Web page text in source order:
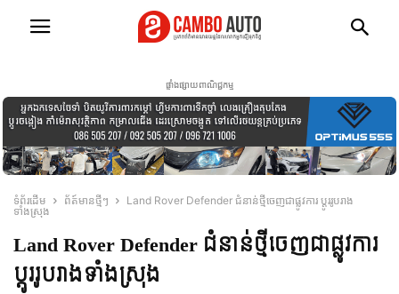
ផ្ទាំងផ្សាយពាណិជ្ជកម្ម
ទំព័រដើម ព័ត៍មានថ្មីៗ
Land Rover Defender ជំនាន់ថ្មីចេញជាផ្លូវការ ប្ដូររូបរាង
ទាំងស្រុង
Land Rover Defender ជំនាន់ថ្មីចេញជាផ្លូវការ
ប្ដូររូបរាងទាំងស្រុង